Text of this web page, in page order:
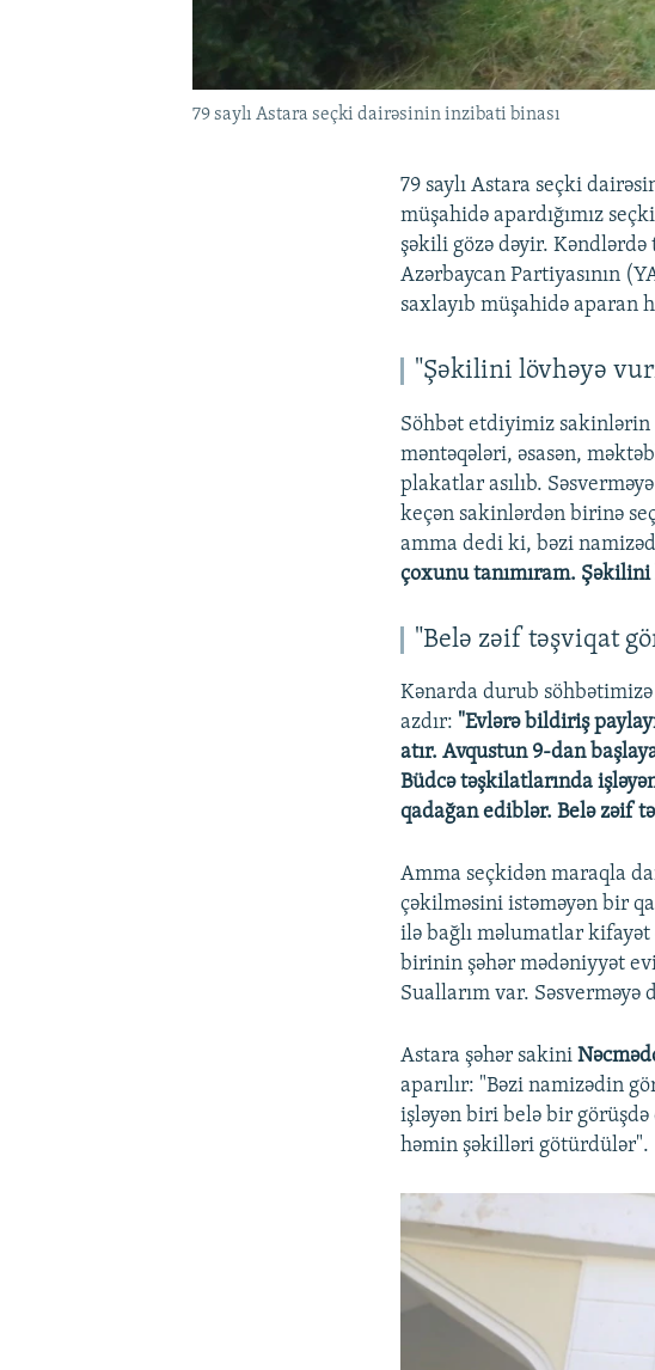
79 saylı Astara seçki dairəsinin inzibati binası
79 saylı Astara seçki
müşahidə apardığımız
şəkili gözə dəyir.
Azərbaycan Partiyasının
saxlayıb müşahidə aparan
"Şəkilini lövhəyə
Söhbət etdiyimiz
məntəqələri, əsasən,
plakatlar asılıb.
keçən sakinlərdən birinə
amma dedi ki, bəzi
çoxunu tanımıram.
"Belə zəif təşviqat
Kənarda durub
azdır: "Evlərə bildiriş
atır. Avqustun 9-dan
Büdcə təşkilatlarında
qadağan ediblər. Belə zəif
Amma seçkidən maraqla
çəkilməsini istəməyən bir
ilə bağlı məlumatlar
birinin şəhər mədəniyyət
Suallarım var. Səsverməyə
Astara şəhər sakini
aparılır: "Bəzi namizədin
işləyən biri belə bir görüşdə
həmin şəkilləri götürdülər".